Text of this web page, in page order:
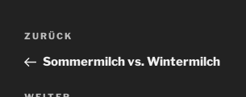
Beitragsnavigation
Vorheriger
Beitrag
ZURÜCK
Sommermilch vs. Wintermilch